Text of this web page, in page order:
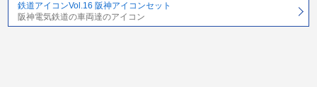
鉄道アイコンVol.16 阪神アイコンセット
阪神電気鉄道の車両達のアイコン